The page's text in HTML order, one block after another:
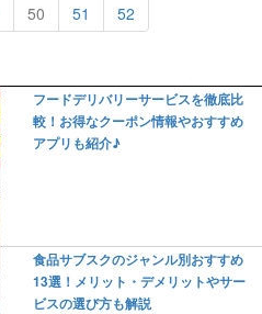
50 51 52
フードデリバリーサービスを徹底比
較！お得なクーポン情報やおすすめ
アプリも紹介♪
食品サブスクのジャンル別おすすめ
13選！メリット・デメリットやサー
ビスの選び方も解説